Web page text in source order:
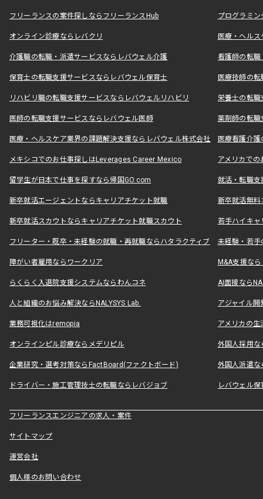
フリーランスの案件探しならフリーランスHub プログラミ
オンライン診療ならレバクリ 医療・ヘル
介護職の転職・派遣サービスならレバウェル介護 看護師の転
保育士の転職支援サービスならレバウェル保育士 医療技師の
リハビリ職の転職支援サービスならレバウェルリハビリ 栄養士の転
医師の転職支援サービスならレバウェル医師 薬剤師の転
医療・ヘルスケア業界の課題解決支援ならレバウェル株式会社 医療看護介
メキシコでのお仕事探しはLeverages Career Mexico アメリカで
留学生が日本で仕事を探すなら帰国GO.com 就活・転職
新卒就活エージェントならキャリアチケット就職 新卒就活無料
新卒就活スカウトならキャリアチケット就職スカウト 若手ハイキ
フリーター・既卒・未経験の就職・再就職ならハタラクティブ 未経験・若手
障がい者雇用ならワークリア M&A支援な
らくらく入退院支援システムならわんコネ AI面接なら
人と組織のお悩み解決ならNALYSYS Lab. アジャイル
業務可視化はremopia アメリカの
オンラインピル診療ならメデリピル 外国人採用
企業研究・選考対策ならFactBoard(ファクトボード) 外国人派遣な
ドライバー・施工管理技士の転職ならレバジョブ レバウェル
フリーランスエンジニアの求人・案件
サイトマップ
運営会社
個人様のお問い合わせ